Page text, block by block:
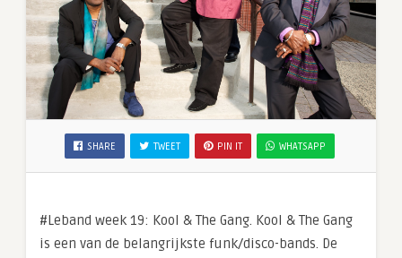
SHARE TWEET PIN IT WHATSAPP
#Leband week 19: Kool & The Gang. Kool & The Gang
is een van de belangrijkste funk/disco-bands. De